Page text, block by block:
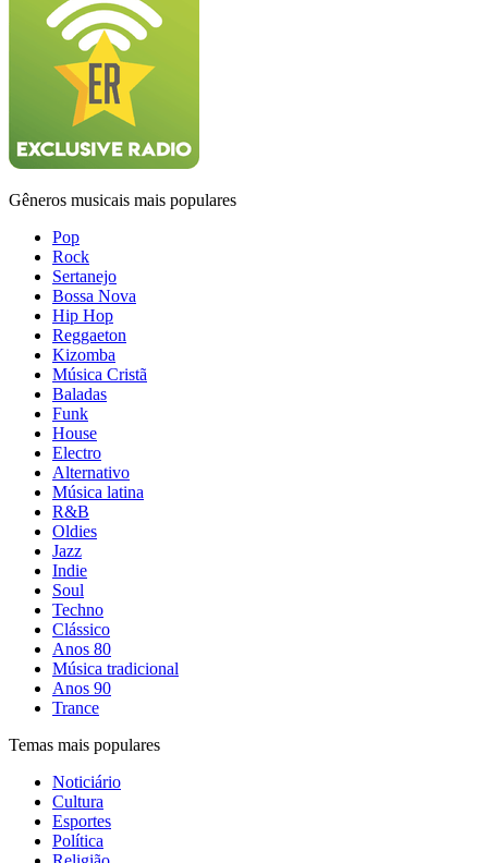
Gêneros musicais mais populares
Pop
Rock
Sertanejo
Bossa Nova
Hip Hop
Reggaeton
Kizomba
Música Cristã
Baladas
Funk
House
Electro
Alternativo
Música latina
R&B
Oldies
Jazz
Indie
Soul
Techno
Clássico
Anos 80
Música tradicional
Anos 90
Trance
Temas mais populares
Noticiário
Cultura
Esportes
Política